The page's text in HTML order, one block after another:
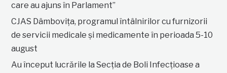
care au ajuns în Parlament”
CJAS Dâmbovița, programul întâlnirilor cu furnizorii
de servicii medicale și medicamente în perioada 5-10
august
Au început lucrările la Secția de Boli Infecțioase a